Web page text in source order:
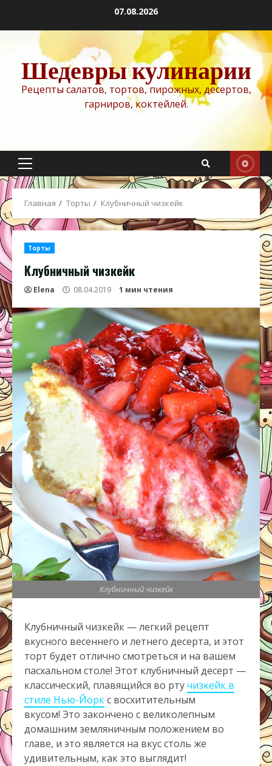
содержимому
07.08.2026
Шедевры кулинарии
Рецепты салатов, тортов, пирожных, десертов,
гарниров, коктейлей.
Основное
меню
Главная Торты Клубничный чизкейк
Торты
Клубничный чизкейк
Elena 08.04.2019 1 мин чтения
Клубничный чизкейк
Клубничный чизкейк — легкий рецепт
вкусного весеннего и летнего десерта, и этот
торт будет отлично смотреться и на вашем
пасхальном столе! Этот клубничный десерт —
классический, плавящийся во ртучизкейк в
стиле Нью-Йоркс восхитительным
вкусом! Это закончено с великолепным
домашним земляничным положением во
главе, и это является на вкус столь же
удивительным, как это выглядит!